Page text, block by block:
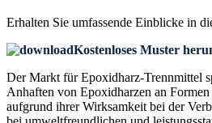
Erhalten Sie umfassende Einblicke in
Kostenloses Muster
Der Markt für Epoxidharz-Trennmittel
Anhaften von Epoxidharzen an
aufgrund ihrer Wirksamkeit bei der